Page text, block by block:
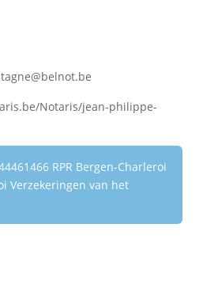
Notaris/jean-philippe-
RPR Bergen-Charleroi
Verzekeringen van het